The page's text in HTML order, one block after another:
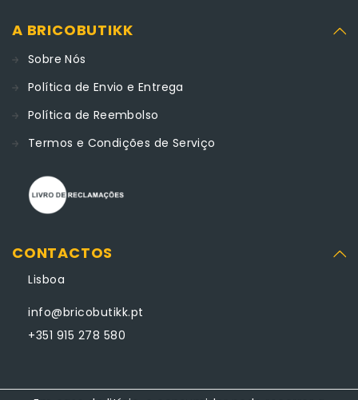
A BRICOBUTIKK
Sobre Nós
Política de Envio e Entrega
Política de Reembolso
Termos e Condições de Serviço
CONTACTOS
Lisboa
info@bricobutikk.pt
+351 915 278 580